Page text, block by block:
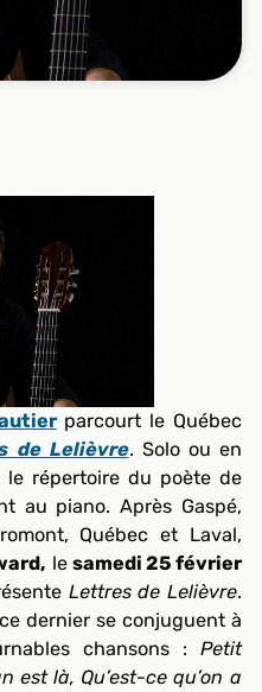
parcourt le Québec
de Lelièvre. Solo ou en
répertoire du poète de
au piano. Après Gaspé,
Québec et Laval,
le samedi 25 février
Lettres de Lelièvre.
dernier se conjuguent à
chansons : Petit
est là, Qu’est-ce qu’on a